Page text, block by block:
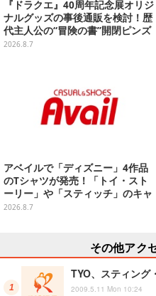
『ドラクエ』40周年記念展オリジ
ナルグッズの事後通販を検討！歴
代主人公の“冒険の書”開閉ピンズ
をはじめ、ユニークなＴシャツや
2026.8.7
アベイルで「ディズニー」4作品
のTシャツが発売！「トイ・スト
ーリー」や「スティッチ」のキャ
ラを刺しゅうでデザイン
2026.8.7
その他アク
TYO、スティング
2009.5.11 Mon 10:24